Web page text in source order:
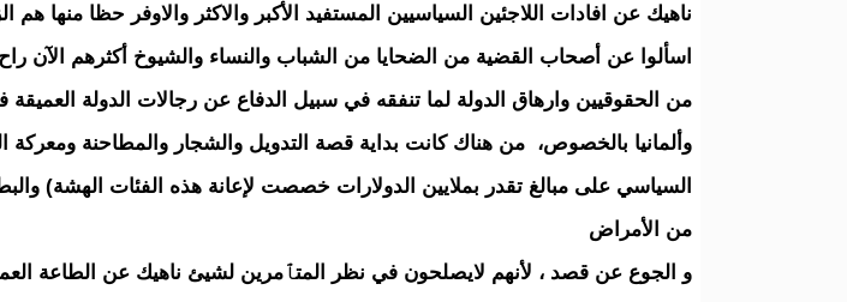
ناهيك عن افادات اللاجئين السياسيين المستفيد الأكبر والاكثر والاوفر حظا منها
اسألوا عن أصحاب القضية من الضحايا من الشباب والنساء والشيوخ أكثرهم الآن
من الحقوقيين وارهاق الدولة لما تنفقه في سبيل الدفاع عن رجالات الدولة
وألمانيا بالخصوص، من هناك كانت بداية قصة التدويل والشجار والمطاحنة ومعركة
السياسي على مبالغ تقدر بملايين الدولارات خصصت لإعانة هذه الفئات الهشة)
من الأمراض
و الجوع عن قصد ، لأنهم لايصلحون في نظر المتٱمرين لشيئ ناهيك عن الطاعة